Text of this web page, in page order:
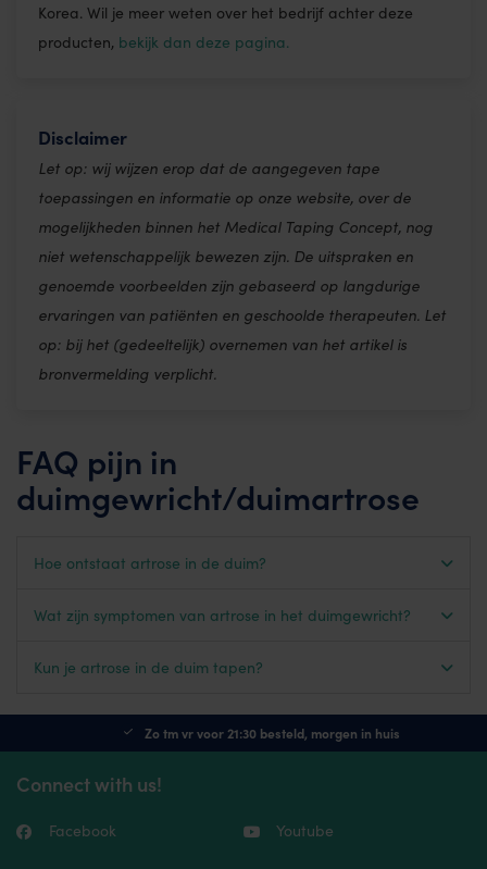
Korea. Wil je meer weten over het bedrijf achter deze
producten, bekijk dan deze pagina.
Disclaimer
Let op: wij wijzen erop dat de aangegeven tape
toepassingen en informatie op onze website, over de
mogelijkheden binnen het Medical Taping Concept, nog
niet wetenschappelijk bewezen zijn. De uitspraken en
genoemde voorbeelden zijn gebaseerd op langdurige
ervaringen van patiënten en geschoolde therapeuten. Let
op: bij het (gedeeltelijk) overnemen van het artikel is
bronvermelding verplicht.
FAQ pijn in
duimgewricht/duimartrose
Hoe ontstaat artrose in de duim?
Wat zijn symptomen van artrose in het duimgewricht?
Kun je artrose in de duim tapen?
Zo tm vr voor 21:30 besteld, morgen in huis
Connect with us!
Facebook Youtube